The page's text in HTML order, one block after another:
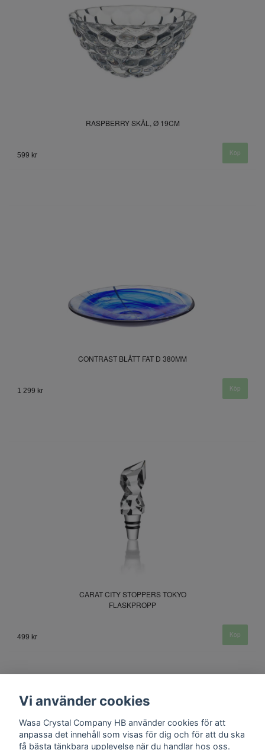
RASPBERRY SKÅL, Ø 19CM
599 kr
CONTRAST BLÅTT FAT D 380MM
1 299 kr
CARAT CITY STOPPERS TOKYO
FLASKPROPP
499 kr
Vi använder cookies
Wasa Crystal Company HB använder cookies för att
anpassa det innehåll som visas för dig och för att du ska
få bästa tänkbara upplevelse när du handlar hos oss.